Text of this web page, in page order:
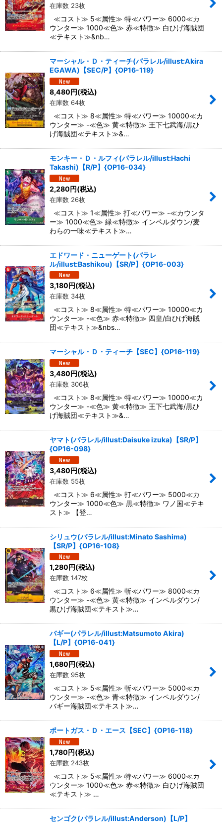
在庫数 23枚
≪コスト≫ 5≪属性≫ 特≪パワー≫ 6000≪カ
ウンター≫ 1000≪色≫ 赤≪特徴≫ 白ひげ海賊団
≪テキスト≫&nb…
マーシャル・Ｄ・ティーチ(パラレル/illust:Akira
EGAWA)【SEC/P】{OP16-119}
8,480円(税込)
在庫数 64枚
≪コスト≫ 8≪属性≫ 特≪パワー≫ 10000≪カ
ウンター≫ -≪色≫ 黄≪特徴≫ 王下七武海/黒ひ
げ海賊団≪テキスト≫&…
モンキー・Ｄ・ルフィ(パラレル/illust:Hachi
Takashi)【R/P】{OP16-034}
2,280円(税込)
在庫数 26枚
≪コスト≫ 1≪属性≫ 打≪パワー≫ -≪カウンタ
ー≫ 1000≪色≫ 緑≪特徴≫ インペルダウン/麦
わらの一味≪テキスト≫…
エドワード・ニューゲート(パラレ
ル/illust:Bashikou)【SR/P】{OP16-003}
3,180円(税込)
在庫数 34枚
≪コスト≫ 8≪属性≫ 特≪パワー≫ 10000≪カ
ウンター≫ -≪色≫ 赤≪特徴≫ 四皇/白ひげ海賊
団≪テキスト≫&nbs…
マーシャル・Ｄ・ティーチ【SEC】{OP16-119}
3,480円(税込)
在庫数 306枚
≪コスト≫ 8≪属性≫ 特≪パワー≫ 10000≪カ
ウンター≫ -≪色≫ 黄≪特徴≫ 王下七武海/黒ひ
げ海賊団≪テキスト≫&…
ヤマト(パラレル/illust:Daisuke izuka)【SR/P】
{OP16-098}
3,480円(税込)
在庫数 55枚
≪コスト≫ 6≪属性≫ 打≪パワー≫ 5000≪カ
ウンター≫ 1000≪色≫ 黒≪特徴≫ ワノ国≪テキ
スト≫ 【登…
シリュウ(パラレル/illust:Minato Sashima)
【SR/P】{OP16-108}
1,280 円(税込)
在庫数 147枚
≪コスト≫ 6≪属性≫ 斬≪パワー≫ 8000≪カ
ウンター≫ -≪色≫ 黄≪特徴≫ インペルダウン/
黒ひげ海賊団≪テキスト≫…
バギー(パラレル/illust:Matsumoto Akira)
【L/P】{OP16-041}
1,680円(税込)
在庫数 95枚
≪コスト≫ 5≪属性≫ 斬≪パワー≫ 5000≪カ
ウンター≫ -≪色≫ 青≪特徴≫ インペルダウン/
バギー海賊団≪テキスト≫…
ポートガス・Ｄ・エース【SEC】{OP16-118}
1,780円(税込)
在庫数 243枚
≪コスト≫ 5≪属性≫ 特≪パワー≫ 6000≪カ
ウンター≫ 1000≪色≫ 赤≪特徴≫ 白ひげ海賊団
≪テキスト≫ …
センゴク(パラレル/illust:Anderson)【L/P】